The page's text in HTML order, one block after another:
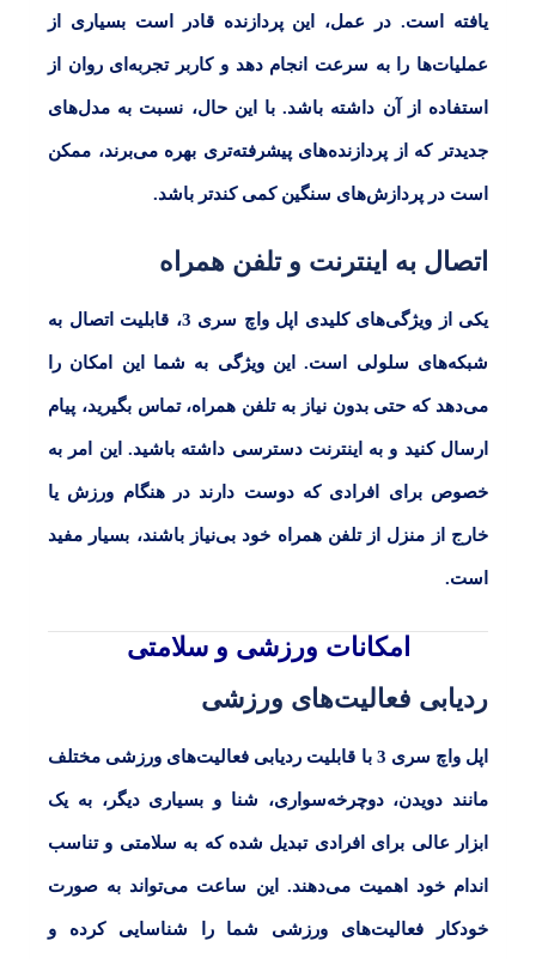
یافته است. در عمل، این پردازنده قادر است بسیاری از
عملیات‌ها را به سرعت انجام دهد و کاربر تجربه‌ای روان از
استفاده از آن داشته باشد. با این حال، نسبت به مدل‌های
جدیدتر که از پردازنده‌های پیشرفته‌تری بهره می‌برند، ممکن
است در پردازش‌های سنگین کمی کندتر باشد.
اتصال به اینترنت و تلفن همراه
یکی از ویژگی‌های کلیدی اپل واچ سری 3 ، قابلیت اتصال به
شبکه‌های سلولی است. این ویژگی به شما این امکان را
می‌دهد که حتی بدون نیاز به تلفن همراه، تماس بگیرید، پیام
ارسال کنید و به اینترنت دسترسی داشته باشید. این امر به
خصوص برای افرادی که دوست دارند در هنگام ورزش یا
خارج از منزل از تلفن همراه خود بی‌نیاز باشند، بسیار مفید
است.
امکانات ورزشی و سلامتی
ردیابی فعالیت‌های ورزشی
اپل واچ سری 3 با قابلیت ردیابی فعالیت‌های ورزشی مختلف
مانند دویدن، دوچرخه‌سواری، شنا و بسیاری دیگر، به یک
ابزار عالی برای افرادی تبدیل شده که به سلامتی و تناسب
اندام خود اهمیت می‌دهند. این ساعت می‌تواند به صورت
خودکار فعالیت‌های ورزشی شما را شناسایی کرده و